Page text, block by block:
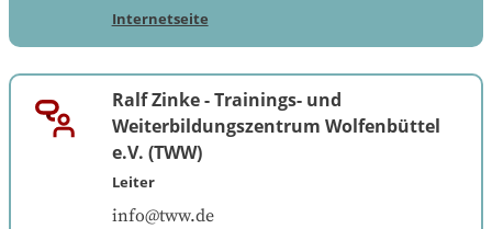
Internetseite
Ralf Zinke -Trainings- und
Weiterbildungszentrum Wolfenbüttel
e.V. (TWW)
Leiter
info@tww.de